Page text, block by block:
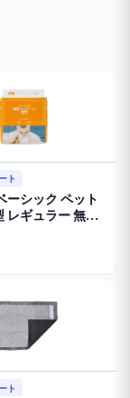
ト
シック ペット
レギュラー 無香
ト